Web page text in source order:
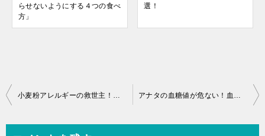
らせないようにする４つの食べ
方」
選！
投
小麦粉アレルギーの救世主！米ゲルって何？ アナタの血糖値が危ない！血糖値スパイクとGI値って何？